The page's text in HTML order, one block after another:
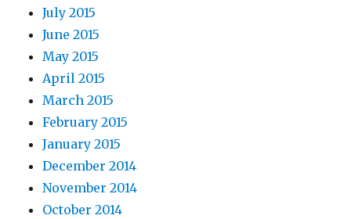
July 2015
June 2015
May 2015
April 2015
March 2015
February 2015
January 2015
December 2014
November 2014
October 2014